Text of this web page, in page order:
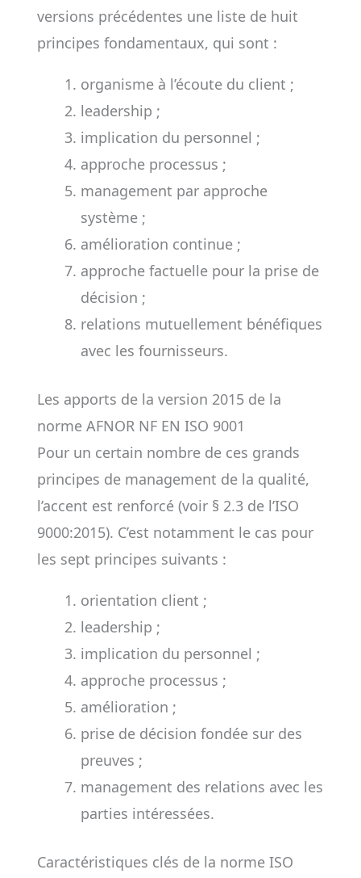
versions précédentes une liste de huit
principes fondamentaux, qui sont :
organisme à l’écoute du client ;
leadership ;
implication du personnel ;
approche processus ;
management par approche
système ;
amélioration continue ;
approche factuelle pour la prise de
décision ;
relations mutuellement bénéfiques
avec les fournisseurs.
Les apports de la version 2015 de la
norme AFNOR NF EN ISO 9001
Pour un certain nombre de ces grands
principes de management de la qualité,
l’accent est renforcé (voir § 2.3 de l’ISO
9000:2015). C’est notamment le cas pour
les sept principes suivants :
orientation client ;
leadership ;
implication du personnel ;
approche processus ;
amélioration ;
prise de décision fondée sur des
preuves ;
management des relations avec les
parties intéressées.
Caractéristiques clés de la norme ISO